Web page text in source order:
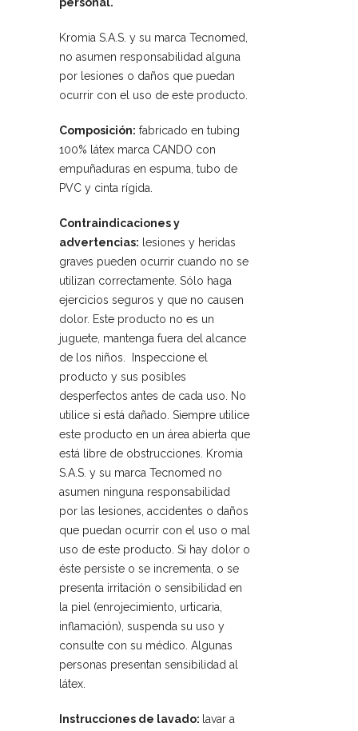
personal.
Kromia S.A.S. y su marca Tecnomed,
no asumen responsabilidad alguna
por lesiones o daños que puedan
ocurrir con el uso de este producto.
Composición: fabricado en tubing
100% látex marca CANDO con
empuñaduras en espuma, tubo de
PVC y cinta rígida.
Contraindicaciones y
advertencias: lesiones y heridas
graves pueden ocurrir cuando no se
utilizan correctamente. Sólo haga
ejercicios seguros y que no causen
dolor. Este producto no es un
juguete, mantenga fuera del alcance
de los niños. Inspeccione el
producto y sus posibles
desperfectos antes de cada uso. No
utilice si está dañado. Siempre utilice
este producto en un área abierta que
está libre de obstrucciones. Kromia
S.A.S. y su marca Tecnomed no
asumen ninguna responsabilidad
por las lesiones, accidentes o daños
que puedan ocurrir con el uso o mal
uso de este producto. Si hay dolor o
éste persiste o se incrementa, o se
presenta irritación o sensibilidad en
la piel (enrojecimiento, urticaria,
inflamación), suspenda su uso y
consulte con su médico. Algunas
personas presentan sensibilidad al
látex.
Instrucciones de lavado: lavar a